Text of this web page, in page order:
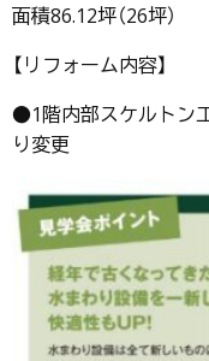
面積86.12坪（26坪）
【リフォーム内容】
●1階内部スケルト
り変更